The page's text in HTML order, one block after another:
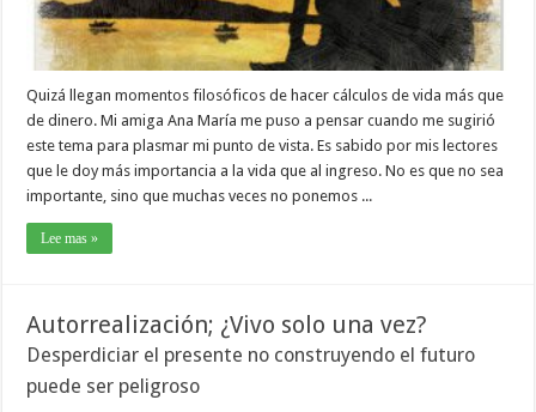
Quizá llegan momentos filosóficos de hacer cálculos de vida más que
de dinero. Mi amiga Ana María me puso a pensar cuando me sugirió
este tema para plasmar mi punto de vista. Es sabido por mis lectores
que le doy más importancia a la vida que al ingreso. No es que no sea
importante, sino que muchas veces no ponemos ...
Lee mas »
Autorrealización; ¿Vivo solo una vez?
Desperdiciar el presente no construyendo el futuro
puede ser peligroso